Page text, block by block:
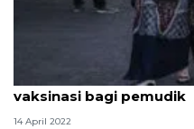
Peneliti: Pemda
vaksinasi bagi pemudik
14 April 2022